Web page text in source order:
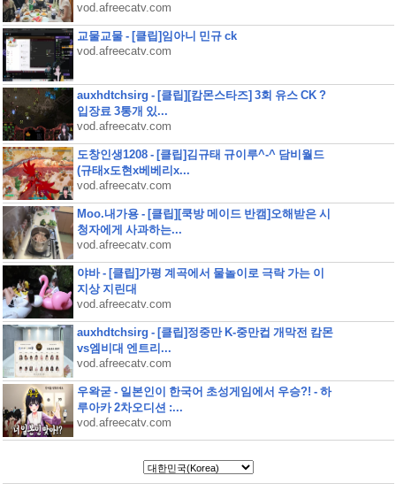
vod.afreecatv.com
교물교물 - [클립]임아니 민규 ck
vod.afreecatv.com
auxhdtchsirg - [클립][캄몬스타즈] 3회 유스 CK ?
입장료 3통개 있...
vod.afreecatv.com
도창인생1208 - [클립]김규태 규이루^-^ 담비월드
(규태x도현x베베리x...
vod.afreecatv.com
Moo.내가용 - [클립][쿡방 메이드 반캠]오해받은 시
청자에게 사과하는...
vod.afreecatv.com
야바 - [클립]가평 계곡에서 물놀이로 극락 가는 이
지상 지린대
vod.afreecatv.com
auxhdtchsirg - [클립]정중만 K-중만컵 개막전 캄몬
vs엠비대 엔트리...
vod.afreecatv.com
우왁굳 - 일본인이 한국어 초성게임에서 우승?! - 하
루아카 2차오디션 :...
vod.afreecatv.com